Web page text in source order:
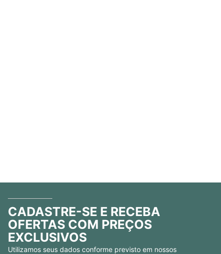
CADASTRE-SE E RECEBA
OFERTAS COM PREÇOS
EXCLUSIVOS
Utilizamos seus dados conforme previsto em nossos